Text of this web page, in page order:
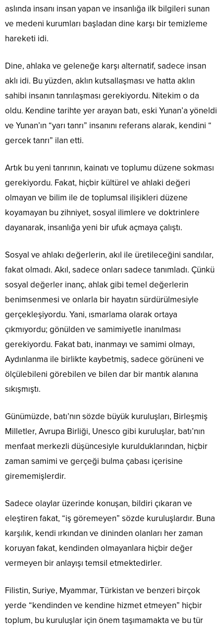
aslında insanı insan yapan ve insanlığa ilk bilgileri sunan
ve medeni kurumları başladan dine karşı bir temizleme
hareketi idi.
Dine, ahlaka ve geleneğe karşı alternatif, sadece insan
aklı idi. Bu yüzden, aklın kutsallaşması ve hatta aklın
sahibi insanın tanrılaşması gerekiyordu. Nitekim o da
oldu. Kendine tarihte yer arayan batı, eski Yunan’a yöneldi
ve Yunan’ın “yarı tanrı” insanını referans alarak, kendini “
gercek tanrı” ilan etti.
Artık bu yeni tanrının, kainatı ve toplumu düzene sokması
gerekiyordu. Fakat, hiçbir kültürel ve ahlaki değeri
olmayan ve bilim ile de toplumsal ilişikleri düzene
koyamayan bu zihniyet, sosyal ilimlere ve doktrinlere
dayanarak, insanlığa yeni bir ufuk açmaya çalıştı.
Sosyal ve ahlakı değerlerin, akıl ile üretileceğini sandılar,
fakat olmadı. Akıl, sadece onları sadece tanımladı. Çünkü
sosyal değerler inanç, ahlak gibi temel değerlerin
benimsenmesi ve onlarla bir hayatın sürdürülmesiyle
gerçekleşiyordu. Yani, ısmarlama olarak ortaya
çıkmıyordu; gönülden ve samimiyetle inanılması
gerekiyordu. Fakat batı, inanmayı ve samimi olmayı,
Aydınlanma ile birlikte kaybetmiş, sadece görüneni ve
ölçülebileni görebilen ve bilen dar bir mantık alanına
sıkışmıştı.
Günümüzde, batı’nın sözde büyük kuruluşları, Birleşmiş
Milletler, Avrupa Birliği, Unesco gibi kuruluşlar, batı’nın
menfaat merkezli düşüncesiyle kurulduklarından, hiçbir
zaman samimi ve gerçeği bulma çabası içerisine
girememişlerdir.
Sadece olaylar üzerinde konuşan, bildiri çıkaran ve
eleştiren fakat, “iş göremeyen” sözde kuruluşlardır. Buna
karşılık, kendi ırkından ve dininden olanları her zaman
koruyan fakat, kendinden olmayanlara hiçbir değer
vermeyen bir anlayışı temsil etmektedirler.
Filistin, Suriye, Myammar, Türkistan ve benzeri birçok
yerde “kendinden ve kendine hizmet etmeyen” hiçbir
toplum, bu kuruluşlar için önem taşımamakta ve bu tür